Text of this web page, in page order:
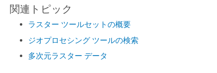
関連トピック
ラスター ツールセットの概要
ジオプロセシング ツールの検索
多次元ラスター データ